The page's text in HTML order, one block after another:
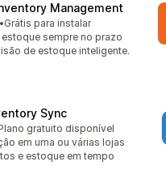
Management
ao todo
•Grátis para instalar
sempre no prazo
de estoque inteligente.
Sync
ao todo
gratuito disponível
em uma ou várias lojas
e estoque em tempo